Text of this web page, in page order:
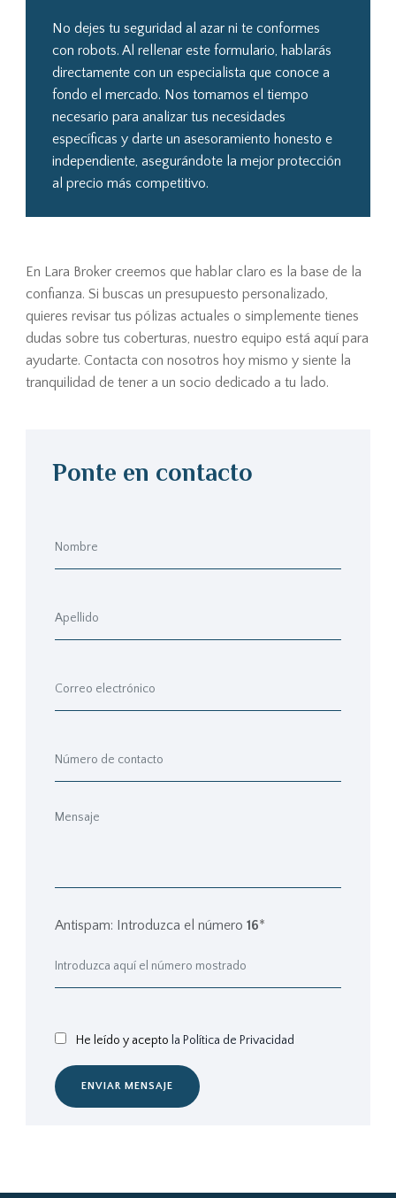
No dejes tu seguridad al azar ni te conformes
con robots. Al rellenar este formulario, hablarás
directamente con un especialista que conoce a
fondo el mercado. Nos tomamos el tiempo
necesario para analizar tus necesidades
específicas y darte un asesoramiento honesto e
independiente, asegurándote la mejor protección
al precio más competitivo.
En Lara Broker creemos que hablar claro es la base de la
confianza. Si buscas un presupuesto personalizado,
quieres revisar tus pólizas actuales o simplemente tienes
dudas sobre tus coberturas, nuestro equipo está aquí para
ayudarte. Contacta con nosotros hoy mismo y siente la
tranquilidad de tener a un socio dedicado a tu lado.
Ponte en contacto
Antispam: Introduzca el número 16*
He leído y acepto la Política de Privacidad
ENVIAR MENSAJE